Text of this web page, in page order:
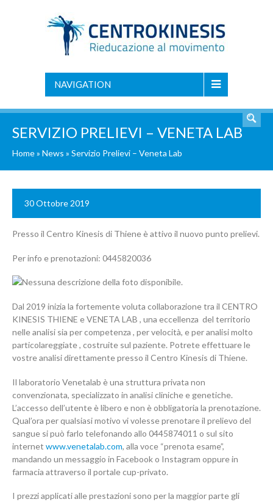
NAVIGATION
SERVIZIO PRELIEVI – VENETA LAB
Home» News » Servizio Prelievi – Veneta Lab
30 Ottobre 2019
Presso il Centro Kinesis di Thiene è attivo il nuovo punto prelievi.
Per info e prenotazioni: 0445820036
Dal 2019 inizia la fortemente voluta collaborazione tra il CENTRO
KINESIS THIENE e VENETA LAB , una eccellenza del territorio
nelle analisi sia per competenza , per velocità, e per analisi molto
particolareggiate , costruite sul paziente. Potrete effettuare le
vostre analisi direttamente presso il Centro Kinesis di Thiene.
Il laboratorio Venetalab è una struttura privata non
convenzionata, specializzato in analisi cliniche e genetiche.
L’accesso dell’utente è libero e non è obbligatoria la prenotazione.
Qual’ora per qualsiasi motivo vi volesse prenotare il prelievo del
sangue si può farlo telefonando allo 0445874011 o sul sito
internet www.venetalab.com, alla voce “prenota esame”,
mandando un messaggio in Facebook o Instagram oppure in
farmacia attraverso il portale cup-privato.
I prezzi applicati alle prestazioni sono per la maggior parte gli